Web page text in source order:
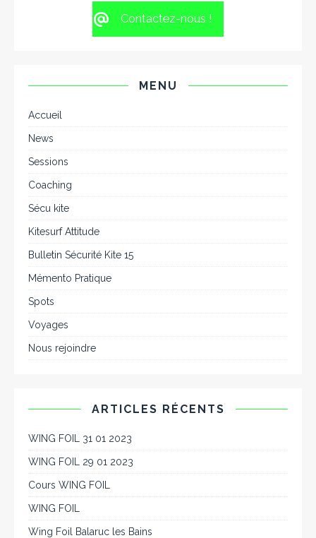
Contactez-nous !
MENU
Accueil
News
Sessions
Coaching
Sécu kite
Kitesurf Attitude
Bulletin Sécurité Kite 15
Mémento Pratique
Spots
Voyages
Nous rejoindre
ARTICLES RÉCENTS
WING FOIL 31 01 2023
WING FOIL 29 01 2023
Cours WING FOIL
WING FOIL
Wing Foil Balaruc les Bains